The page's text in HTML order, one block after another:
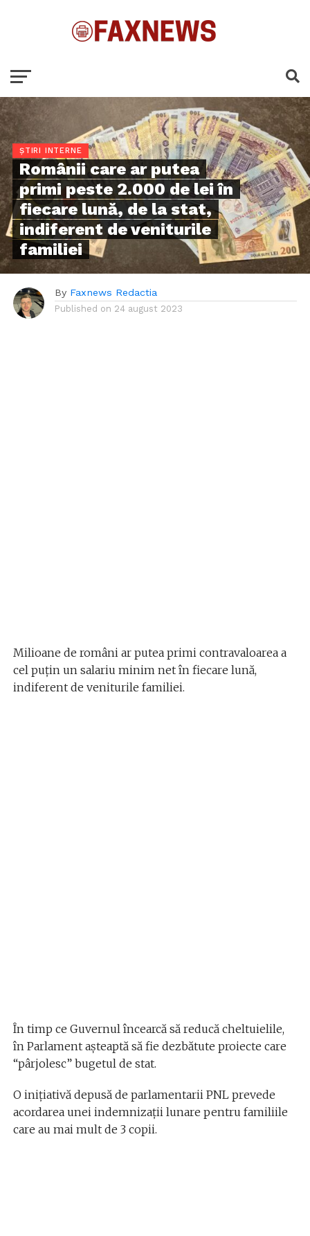
ȘTIRI INTERNE
Românii care ar putea
primi peste 2.000 de lei în
fiecare lună, de la stat,
indiferent de veniturile
familiei
By Faxnews Redactia
Published on 24 august 2023
Milioane de români ar putea primi contravaloarea a
cel puțin un salariu minim net în fiecare lună,
indiferent de veniturile familiei.
În timp ce Guvernul încearcă să reducă cheltuielile,
în Parlament așteaptă să fie dezbătute proiecte care
“pârjolesc” bugetul de stat.
O inițiativă depusă de parlamentarii PNL prevede
acordarea unei indemnizații lunare pentru familiile
care au mai mult de 3 copii.